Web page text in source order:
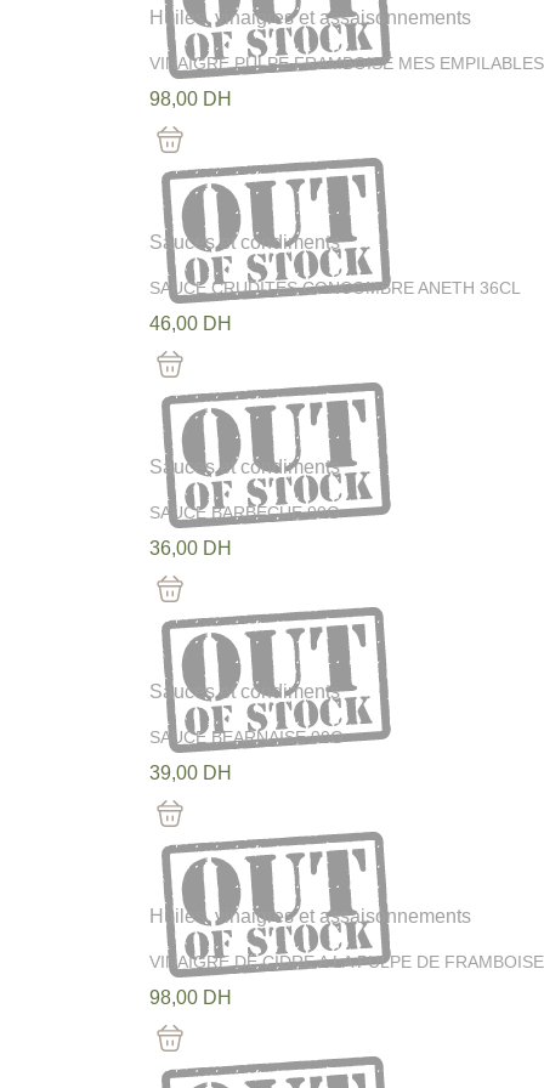
Huiles, vinaigres et assaisonnements
VINAIGRE PULPE FRAMBOISE MES
98,00 DH
Sauces et condiments
SAUCE CRUDITES CONCOMBRE ANETH 36CL
46,00 DH
Sauces et condiments
SAUCE BARBECUE 90G
36,00 DH
Sauces et condiments
SAUCE BEARNAISE 90G
39,00 DH
Huiles, vinaigres et assaisonnements
VINAIGRE DE CIDRE A LA PULPE DE
98,00 DH